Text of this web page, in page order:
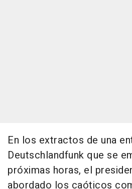
En los extractos de una
Deutschlandfunk que se
próximas horas, el
abordado los caóticos